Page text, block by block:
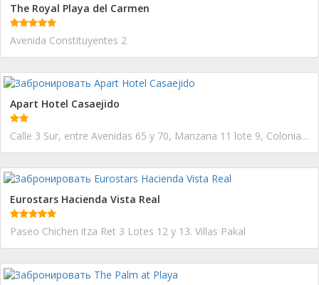
The Royal Playa del Carmen
Avenida Constituyentes 2
Apart Hotel Casaejido
Calle 3 Sur, entre Avenidas 65 y 70, Manzana 11 lote 9, Colonia Ejidal
Eurostars Hacienda Vista Real
Paseo Chichen itza Ret 3 Lotes 12 y 13. Villas Pakal